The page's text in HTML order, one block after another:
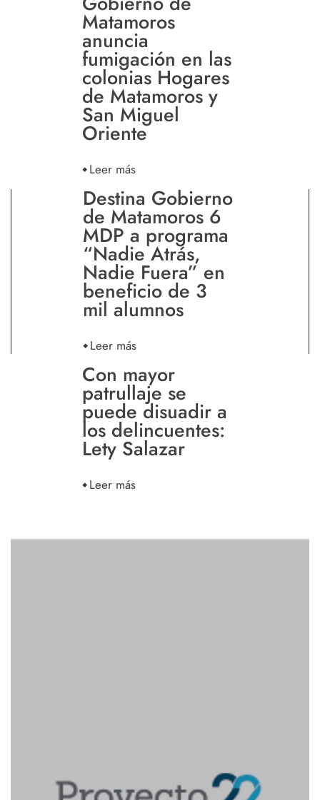
Matamoros
anuncia
fumigación en las
colonias Hogares
de Matamoros y
San Miguel
Oriente
Leer más
Destina Gobierno
de Matamoros 6
MDP a programa
“Nadie Atrás,
Nadie Fuera” en
beneficio de 3
mil alumnos
Leer más
Con mayor
patrullaje se
puede disuadir a
los delincuentes:
Lety Salazar
Leer más